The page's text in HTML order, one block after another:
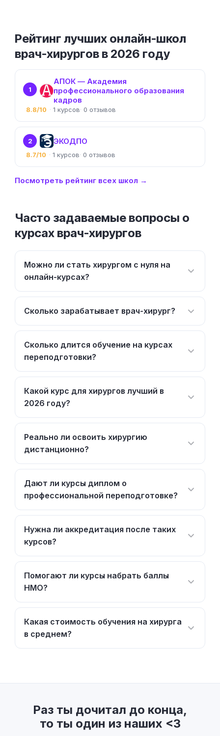
Рейтинг лучших онлайн-школ
врач-хирургов в 2026 году
1
АПОК — Академия
профессионального образования
кадров
8.8/10 1 0
2 ЭКОДПО
8.7/10 1 0
Посмотреть рейтинг всех школ →
Часто задаваемые вопросы о
курсах врач-хирургов
Можно ли стать хирургом с нуля на
онлайн-курсах?
Сколько зарабатывает врач-хирург?
Сколько длится обучение на курсах
переподготовки?
Какой курс для хирургов лучший в
2026 году?
Реально ли освоить хирургию
дистанционно?
Дают ли курсы диплом о
профессиональной переподготовке?
Нужна ли аккредитация после таких
курсов?
Помогают ли курсы набрать баллы
НМО?
Какая стоимость обучения на хирурга
в среднем?
Раз ты дочитал до конца,
то ты один из наших <3